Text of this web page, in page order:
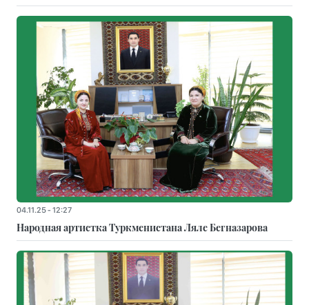
04.11.25 - 12:27
Народная артистка Туркменистана Ляле Бегназарова